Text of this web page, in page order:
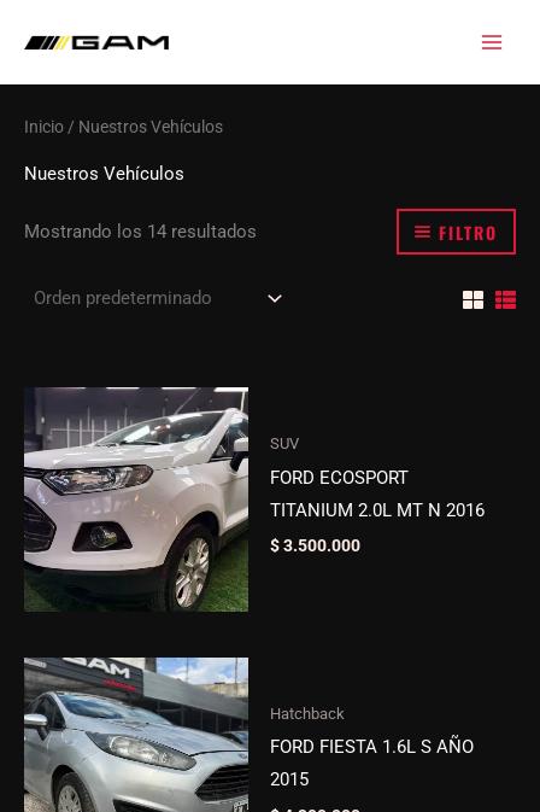
contenido
Inicio / Nuestros Vehículos
Nuestros Vehículos
Mostrando los 14 resultados FILTRO
SUV
FORD ECOSPORT
TITANIUM 2.0L MT N 2016
$3.500.000
Hatchback
FORD FIESTA 1.6L S AÑO
2015